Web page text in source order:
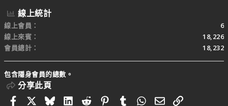
線上統計
線上會員
6
線上來賓
18,226
會員總計
18,232
包含隱身會員的總數。
分享此頁
FacebookBlueskyLinkedIn
RedditPinterestTumblrWhatsApp
電子郵件
連結